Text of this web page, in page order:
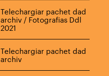
Telechargiar pachet dad
archiv / Fotografias Ddl
2021
Telechargiar pachet dad
archiv